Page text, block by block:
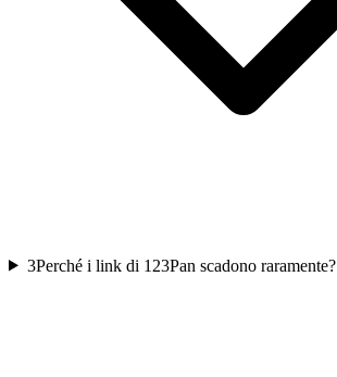
3Perché i link di 123Pan scadono raramente?